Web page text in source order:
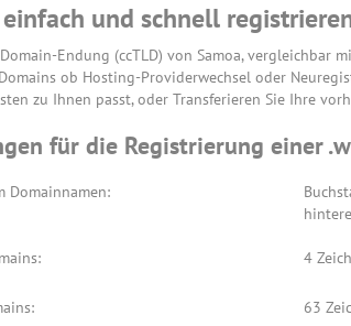
und schnell
Endung (ccTLD) von Samoa,
ob Hosting-Providerwechsel oder
zu Ihnen passt, oder Transferieren Sie Ihre
für die Registrierung einer
Domainnamen:
4
63